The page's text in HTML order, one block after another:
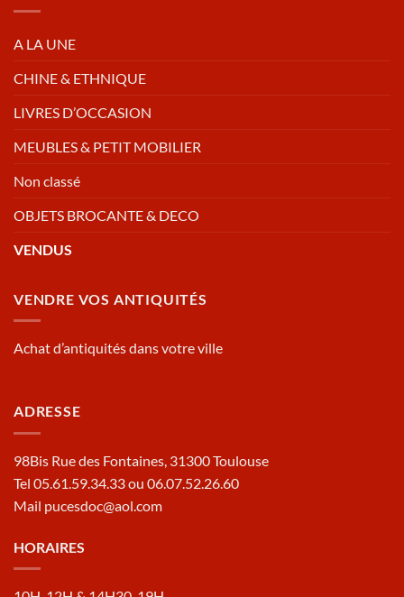
A LA UNE
CHINE & ETHNIQUE
LIVRES D’OCCASION
MEUBLES & PETIT MOBILIER
Non classé
OBJETS BROCANTE & DECO
VENDUS
VENDRE VOS ANTIQUITÉS
Achat d’antiquités dans votre ville
ADRESSE
98Bis Rue des Fontaines, 31300 Toulouse
Tel 05.61.59.34.33 ou 06.07.52.26.60
Mail pucesdoc@aol.com
HORAIRES